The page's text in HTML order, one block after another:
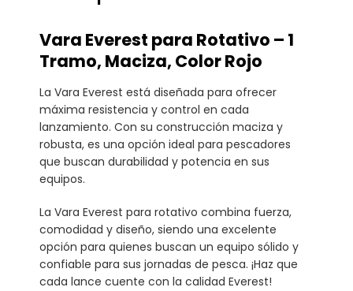
Vara Everest para Rotativo – 1
Tramo, Maciza, Color Rojo
La Vara Everest está diseñada para ofrecer
máxima resistencia y control en cada
lanzamiento. Con su construcción maciza y
robusta, es una opción ideal para pescadores
que buscan durabilidad y potencia en sus
equipos.
La Vara Everest para rotativo combina fuerza,
comodidad y diseño, siendo una excelente
opción para quienes buscan un equipo sólido y
confiable para sus jornadas de pesca. ¡Haz que
cada lance cuente con la calidad Everest!